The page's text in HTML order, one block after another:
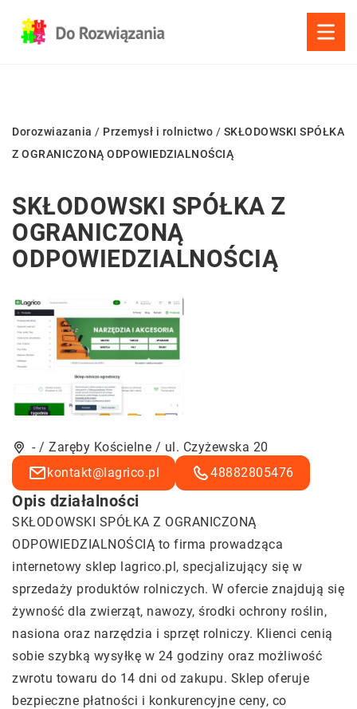
Dorozwiazania / Przemysł i rolnictwo / SKŁODOWSKI SPÓŁKA
Z OGRANICZONĄ ODPOWIEDZIALNOŚCIĄ
SKŁODOWSKI SPÓŁKA Z
OGRANICZONĄ
ODPOWIEDZIALNOŚCIĄ
- / Zaręby Kościelne / ul. Czyżewska 20
kontakt@lagrico.pl
48882805476
Opis działalności
SKŁODOWSKI SPÓŁKA Z OGRANICZONĄ
ODPOWIEDZIALNOŚCIĄ to firma prowadząca
internetowy sklep lagrico.pl, specjalizujący się w
sprzedaży produktów rolniczych. W ofercie znajdują się
żywność dla zwierząt, nawozy, środki ochrony roślin,
nasiona oraz narzędzia i sprzęt rolniczy. Klienci cenią
sobie szybką wysyłkę w 24 godziny oraz możliwość
zwrotu towaru do 14 dni od zakupu. Sklep oferuje
bezpieczne płatności i konkurencyjne ceny, co